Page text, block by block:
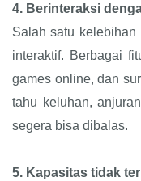
4. Berinteraksi
Salah satu
interaktif. Berbagai
games online, dan
tahu keluhan,
segera bisa dibalas.
5. Kapasitas tidak